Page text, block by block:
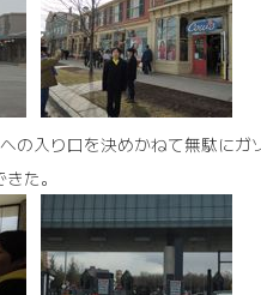
の入り口を決めかねて無駄に
た。